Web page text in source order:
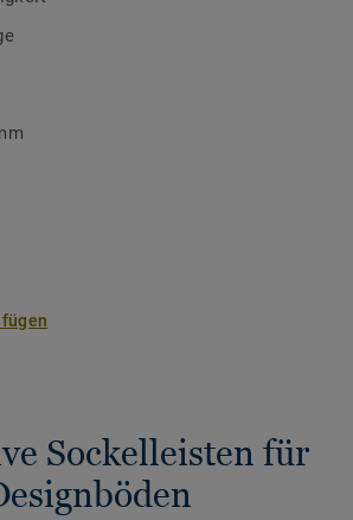
Sockelleisten für